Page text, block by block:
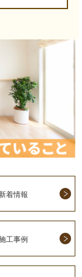
着情報
工事例